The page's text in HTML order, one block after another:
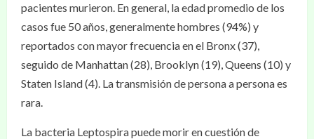
pacientes murieron. En general, la edad promedio de los
casos fue 50 años, generalmente hombres (94%) y
reportados con mayor frecuencia en el Bronx (37),
seguido de Manhattan (28), Brooklyn (19), Queens (10) y
Staten Island (4). La transmisión de persona a persona es
rara.
La bacteria Leptospira puede morir en cuestión de